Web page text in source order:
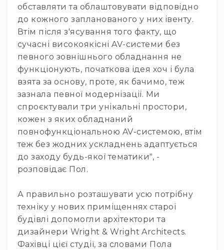
та
комплектуючі
Світло
Динамічне
світло
Прилади
Прилади
LED
мультиспектральні
Прилади
LED
мултичіпові
Прилади
лампою
Прилади
лазерні
Прилади
цифрові
обставляти та облаштовувати відповідно
до кожного запланованого у них івенту.
Втім після з'ясування того факту, що
сучасні високоякісні AV-системи без
певного зовнішнього обладнання не
функціонують, початкова ідея хоч і була
взята за основу, проте, як бачимо, теж
зазнала певної модернізації. Ми
спроєктували три унікальні простори,
кожен з яких обладнаний
повнофункціональною AV-системою, втім
теж без жодних ускладнень адаптується
до заходу будь-якої тематики", -
розповідає Пол.
А правильно розташувати усю потрібну
техніку у нових приміщеннях старої
будівлі допомогли архітектори та
дизайнери Wright & Wright Architects.
Фахівці цієї студії, за словами Пола